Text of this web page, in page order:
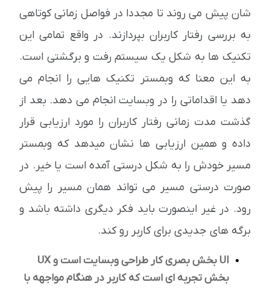
شان پیش می روند تا مجددا در فواصل زمانی کوتاهی
به بررسی رفتار کاربران بپردازند. در واقع تمامی این
تکنیک ها به شکل یک سیستم رفت و برگشتی است.
به این معنا که وبمستر تکنیک هایی را انجام می
دهد یا اقداماتی را در وبسایت انجام می دهد. بعد از
گذشت مدت زمانی رفتار کاربران را مورد ارزیابی قرار
داده و همین ارزیابی ها نشان میدهد که وبمستر
مسیر خودش را به شکل درستی آمده است یا خیر. در
صورت درستی مسیر می تواند همان مسیر را پیش
رود. در غیر اینصورت باید فکر دیگری داشته باشد و
برگه های جدیدی برای کاربر رو کند.
UI بخش بصری کار طراحی وبسایت است و UX
بخش تجربه ای است که کاربر در هنگام مواجهه با